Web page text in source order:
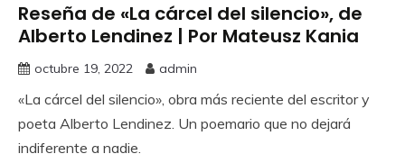
Reseña de «La cárcel del silencio», de
Alberto Lendinez | Por Mateusz Kania
octubre 19, 2022 admin
«La cárcel del silencio», obra más reciente del escritor y
poeta Alberto Lendinez. Un poemario que no dejará
indiferente a nadie.